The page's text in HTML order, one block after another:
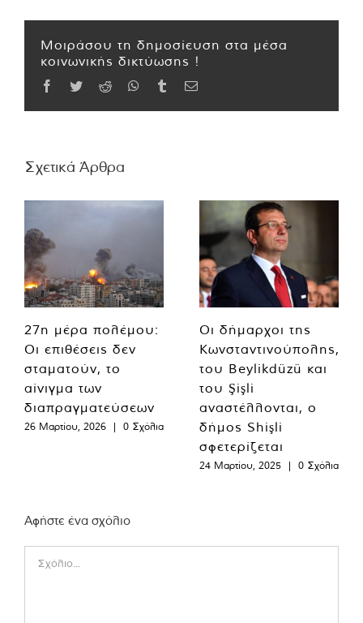
Μοιράσου τη δημοσίευση στα μέσα
κοινωνικής δικτύωσης !
Facebook
TwitterReddit WhatsApp
TumblrEmail
Σχετικά Άρθρα
27η μέρα πολέμου:
Οι επιθέσεις δεν
σταματούν, το
αίνιγμα των
διαπραγματεύσεων
26 Μαρτίου, 2026 | 0 Σχόλια
Οι δήμαρχοι της
Κωνσταντινούπολης,
του Beylikdüzü και
του Şişli
αναστέλλονται, ο
δήμος Shişli
σφετερίζεται
24 Μαρτίου, 2025 | 0 Σχόλια
Αφήστε ένα σχόλιο